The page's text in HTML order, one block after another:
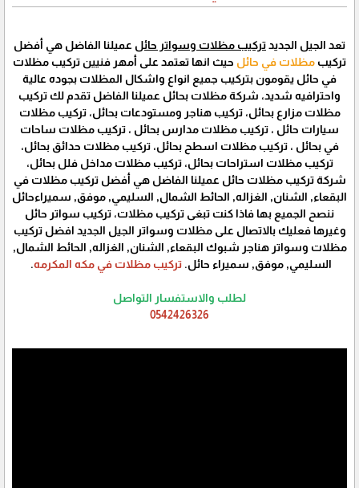
تعد الجيل الجديدتركيب مظلات وسواتر حائل عميلنا الفاضل هي أفضل
تركيب مظلات في حائل حيث انها تعتمد على أمهر فنيين تركيب مظلات
في حائل يقومون بتركيب جميع انواع واشكال المظلات بجوده عالية
واحترافيه شديد، شركة مظلات بحائل عميلنا الفاضل تقدم لك تركيب
مظلات مزارع بحائل، تركيب هناجر ومستودعات بحائل، تركيب مظلات
سيارات حائل ، تركيب مظلات مدارس بحائل ، تركيب مظلات ساحات
في بحائل ، تركيب مظلات اسطح بحائل، تركيب مظلات حدائق بحائل،
تركيب مظلات استراحات بحائل، تركيب مظلات مداخل فلل بحائل،
شركة تركيب مظلات حائل عميلنا الفاضل هي أفضل تركيب مظلات في
البقعاء, الشنان, الغزاله, الحائط الشمال, السليمي, موفق, سميراءحائل
ننصح الجميع بها فاذا كنت تبغى تركيب مظلات، تركيب سواتر حائل
وغيرها فعليك بالاتصال على مظلات وسواتر الجيل الجديد افضل تركيب
مظلات وسواتر هناجر شبوك البقعاء, الشنان, الغزاله, الحائط الشمال,
السليمي, موفق, سميراء حائل.تركيب مظلات في مكه المكرمه.
لطلب والاستفسار التواصل
0542426326